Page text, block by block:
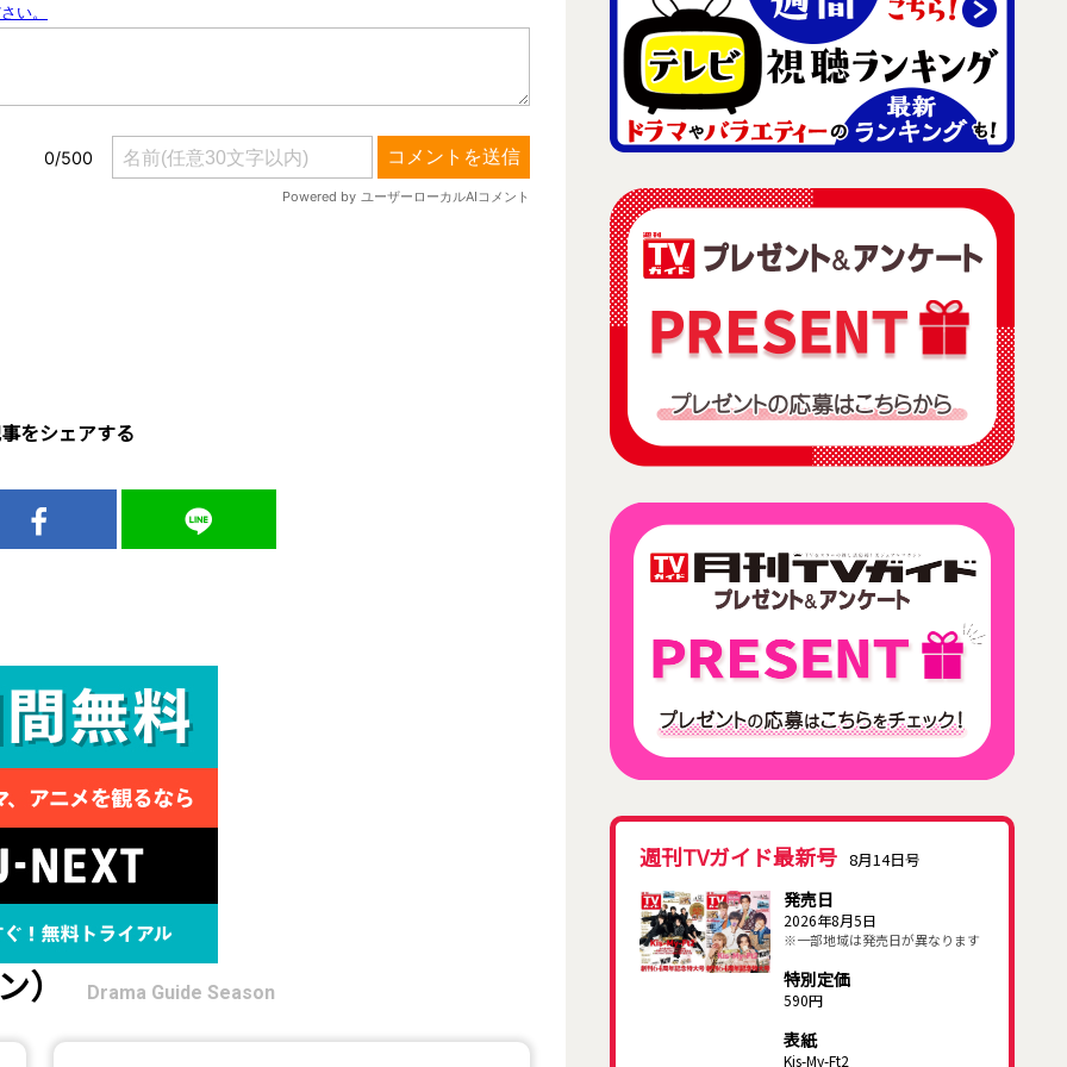
をシェアする
） Drama Guide Season
週刊TVガイド最新号 8月14日号
発売日
2026年8月5日
※一部地域は発売日が異なります
特別定価
590円
表紙
Kis-My-Ft2